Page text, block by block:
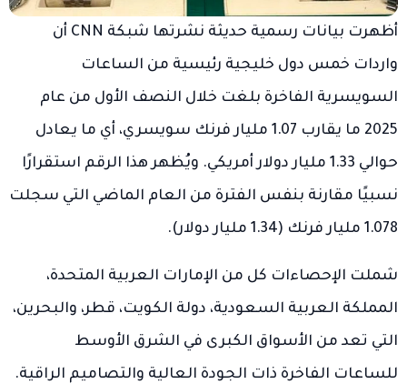
أظهرت بيانات رسمية حديثة نشرتها شبكة CNN أن
واردات خمس دول خليجية رئيسية من الساعات
السويسرية الفاخرة بلغت خلال النصف الأول من عام
2025 ما يقارب 1.07 مليار فرنك سويسري، أي ما يعادل
حوالي 1.33 مليار دولار أمريكي. ويُظهر هذا الرقم استقرارًا
نسبيًا مقارنة بنفس الفترة من العام الماضي التي سجلت
1.078 مليار فرنك (1.34 مليار دولار).
شملت الإحصاءات كل من الإمارات العربية المتحدة،
المملكة العربية السعودية، دولة الكويت، قطر، والبحرين،
التي تعد من الأسواق الكبرى في الشرق الأوسط
للساعات الفاخرة ذات الجودة العالية والتصاميم الراقية.